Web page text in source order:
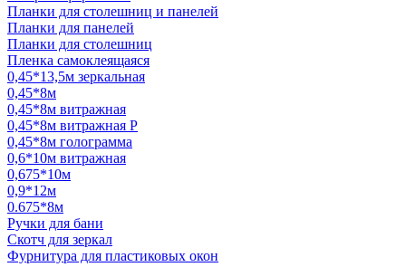
Планки для столешниц и панелей
Планки для панелей
Планки для столешниц
Пленка самоклеящаяся
0,45*13,5м зеркальная
0,45*8м
0,45*8м витражная
0,45*8м витражная Р
0,45*8м голограмма
0,6*10м витражная
0,675*10м
0,9*12м
0.675*8м
Ручки для бани
Скотч для зеркал
Фурнитура для пластиковых окон